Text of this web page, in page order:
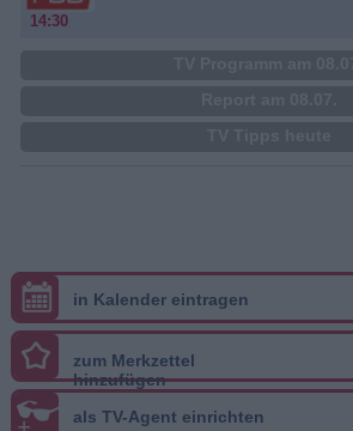
14:30
in Kalender eintragen
zum Merkzettel
hinzufügen
als TV-Agent einrichten